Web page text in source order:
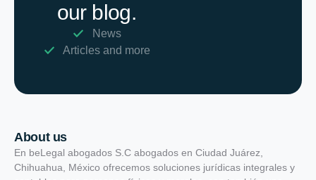
our blog.
News
Articles and more
About us
En beLegal abogados S.C abogados en Ciudad Juárez,
Chihuahua, México ofrecemos soluciones jurídicas integrales y